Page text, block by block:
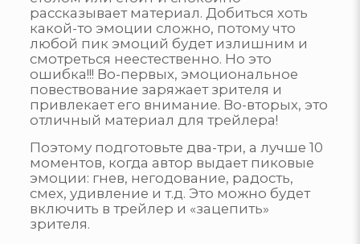
рассказывает материал. Добиться хоть
какой-то эмоции сложно, потому что
любой пик эмоций будет излишним и
смотреться неестественно. Но это
ошибка!!! Во-первых, эмоциональное
повествование заряжает зрителя и
привлекает его внимание. Во-вторых, это
отличный материал для трейлера!
Поэтому подготовьте два-три, а лучше 10
моментов, когда автор выдает пиковые
эмоции: гнев, негодование, радость,
смех, удивление и т.д. Это можно будет
включить в трейлер и «зацепить»
зрителя.